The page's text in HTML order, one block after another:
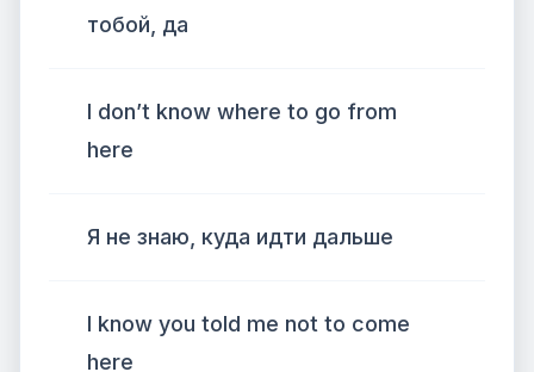
тобой, да
I don’t know where to go from
here
Я не знаю, куда идти дальше
I know you told me not to come
here